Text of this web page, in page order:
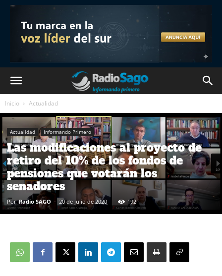
Inicio Actualidad
Actualidad Informando Primero
Las modificaciones al proyecto de
retiro del 10% de los fondos de
pensiones que votarán los
senadores
Por Radio SAGO - 20 de julio de 2020 192